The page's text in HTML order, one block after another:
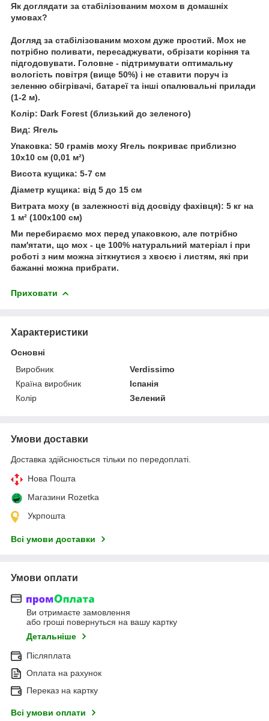
Як доглядати за стабілізованим мохом в домашніх
умовах?
Догляд за стабілізованим мохом дуже простий. Мох не
потрібно поливати, пересаджувати, обрізати коріння та
підгодовувати. Головне - підтримувати оптимальну
вологість повітря (вище 50%) і не ставити поруч із
зеленню обігрівачі, батареї та інші опалювальні прилади
(1-2 м).
Колір: Dark Forest (близький до зеленого)
Вид: Ягель
Упаковка: 50 грамів моху Ягель покриває приблизно
10x10 см (0,01 м²)
Висота кущика: 5-7 см
Діаметр кущика: від 5 до 15 см
Витрата моху (в залежності від досвіду фахівця): 5 кг на
1 м² (100x100 см)
Ми перебираємо мох перед упаковкою, але потрібно
пам'ятати, що мох - це 100% натуральний матеріал і при
роботі з ним можна зіткнутися з хвоєю і листям, які при
бажанні можна прибрати.
Приховати
Характеристики
Основні
Виробник
Verdissimo
Країна виробник
Іспанія
Колір
Зелений
Умови доставки
Доставка здійснюється тільки по передоплаті.
Нова Пошта
Магазини Rozetka
Укрпошта
Всі умови доставки
Умови оплати
Ви отримаєте замовлення
або гроші повернуться на вашу картку
Детальніше
Післяплата
Оплата на рахунок
Переказ на картку
Всі умови оплати